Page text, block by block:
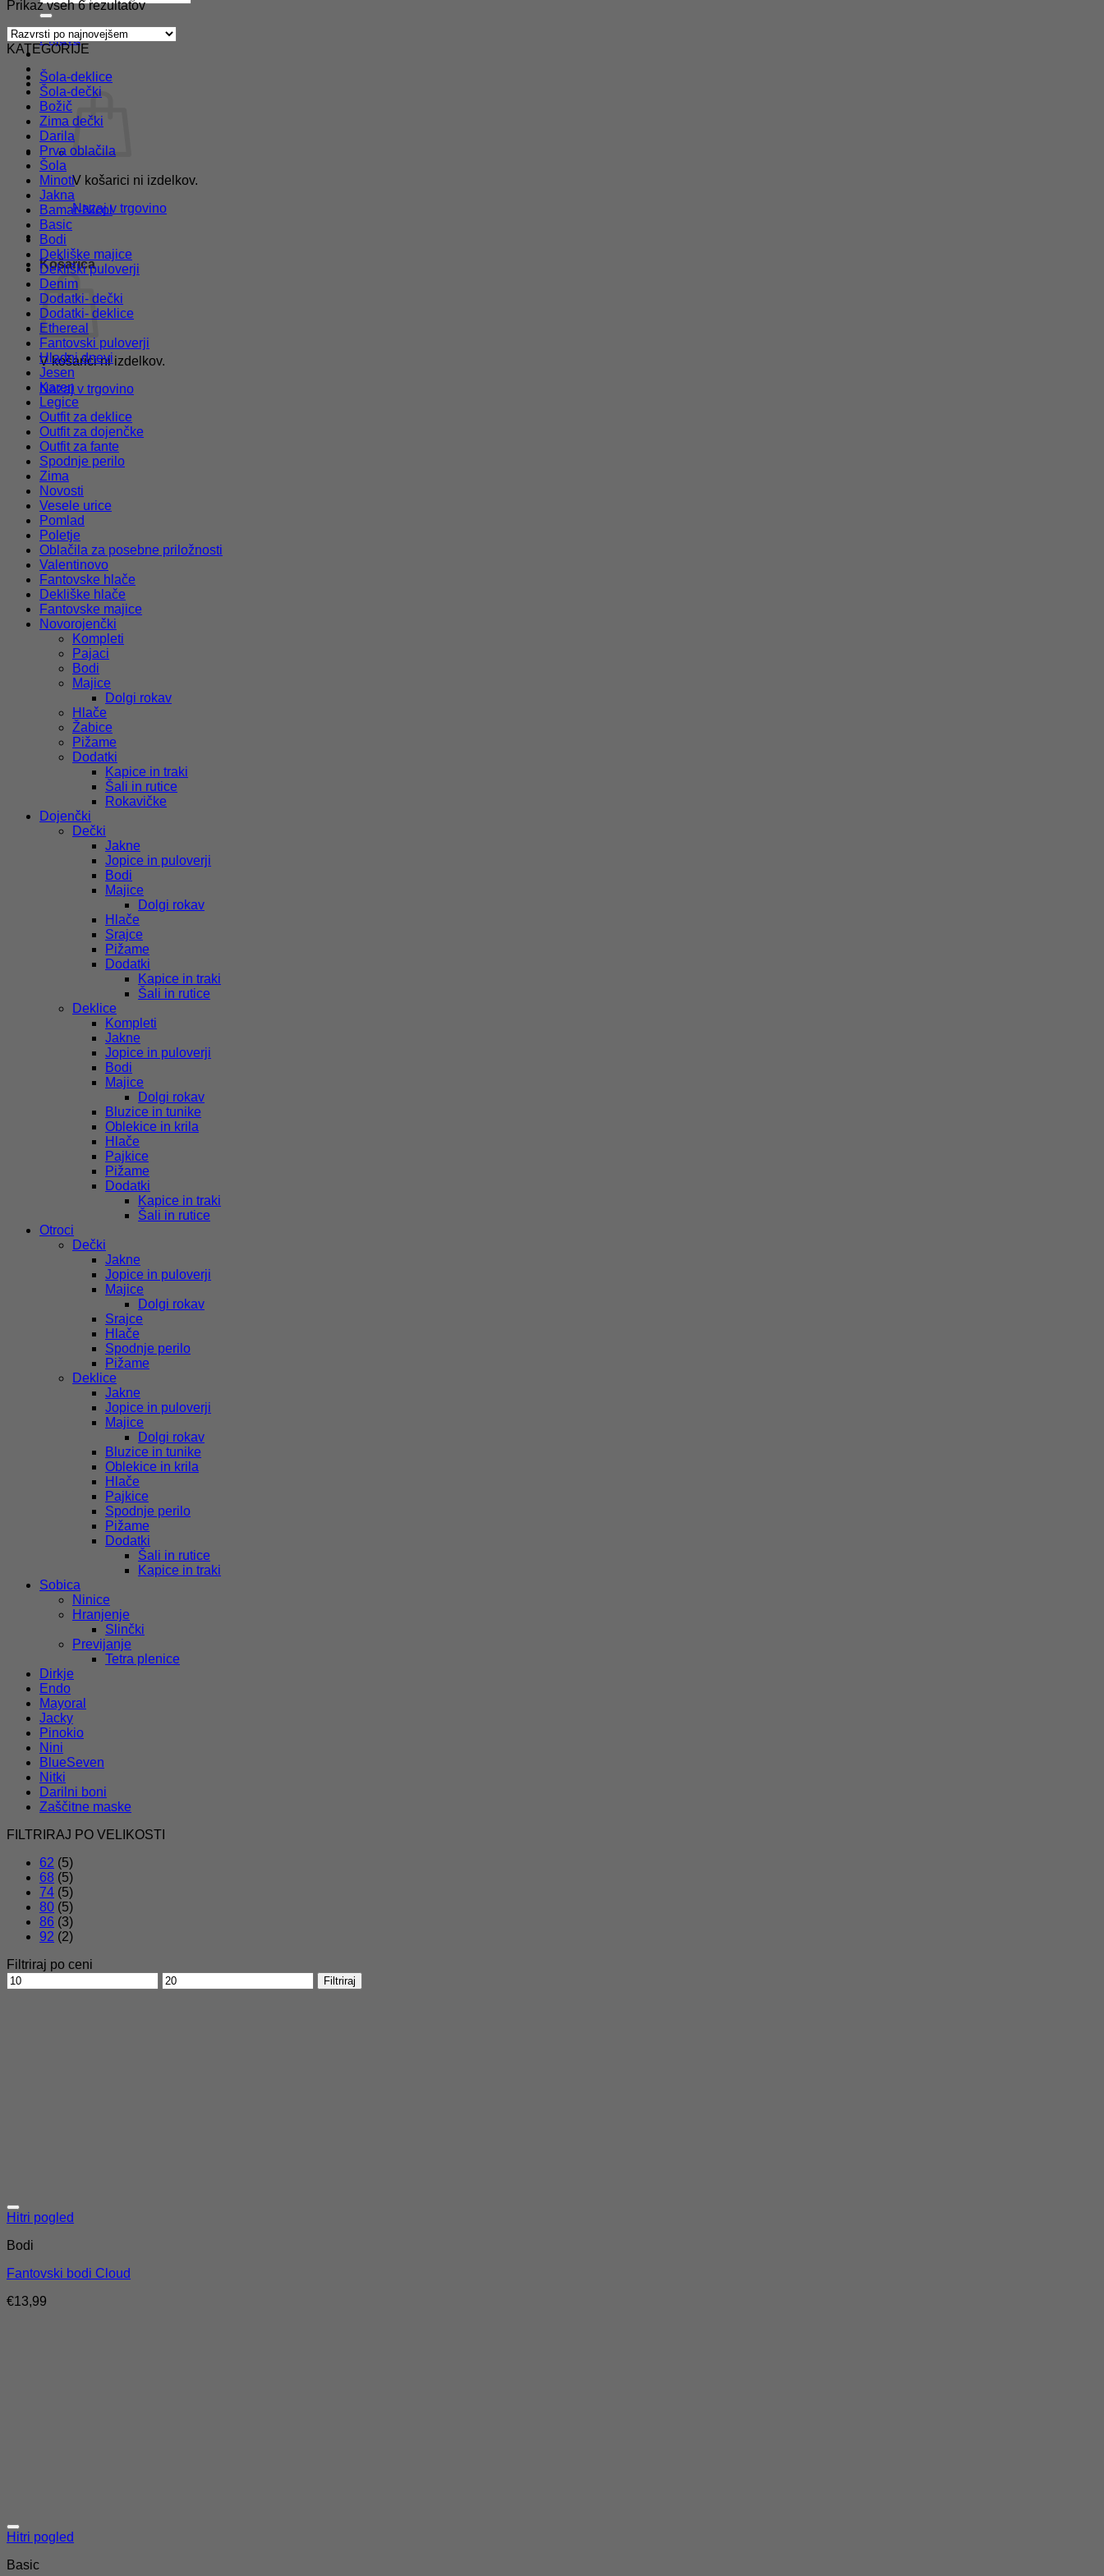
Prijava
V košarici ni izdelkov.
Nazaj v trgovino
Košarica
V košarici ni izdelkov.
Nazaj v trgovino
Prikaz vseh 6 rezultatovRazvrščeno
datumu
KATEGORIJE
Šola-deklice
Šola-dečki
Božič
Zima dečki
Darila
Prva oblačila
Šola
Minoti
Jakna
Bamar-Nicol
Basic
Bodi
Dekliške majice
Dekliški puloverji
Denim
Dodatki- dečki
Dodatki- deklice
Ethereal
Fantovski puloverji
Hladni dnevi
Jesen
Karen
Legice
Outfit za deklice
Outfit za dojenčke
Outfit za fante
Spodnje perilo
Zima
Novosti
Vesele urice
Pomlad
Poletje
Oblačila za posebne priložnosti
Valentinovo
Fantovske hlače
Dekliške hlače
Fantovske majice
Novorojenčki
Kompleti
Pajaci
Bodi
Majice
Dolgi rokav
Hlače
Žabice
Pižame
Dodatki
Kapice in traki
Šali in rutice
Rokavičke
Dojenčki
Dečki
Jakne
Jopice in puloverji
Bodi
Majice
Dolgi rokav
Hlače
Srajce
Pižame
Dodatki
Kapice in traki
Šali in rutice
Deklice
Kompleti
Jakne
Jopice in puloverji
Bodi
Majice
Dolgi rokav
Bluzice in tunike
Oblekice in krila
Hlače
Pajkice
Pižame
Dodatki
Kapice in traki
Šali in rutice
Otroci
Dečki
Jakne
Jopice in puloverji
Majice
Dolgi rokav
Srajce
Hlače
Spodnje perilo
Pižame
Deklice
Jakne
Jopice in puloverji
Majice
Dolgi rokav
Bluzice in tunike
Oblekice in krila
Hlače
Pajkice
Spodnje perilo
Pižame
Dodatki
Šali in rutice
Kapice in traki
Sobica
Ninice
Hranjenje
Slinčki
Previjanje
Tetra plenice
Dirkje
Endo
Mayoral
Jacky
Pinokio
Nini
BlueSeven
Nitki
Darilni boni
Zaščitne maske
FILTRIRAJ PO VELIKOSTI
62 (5)
68 (5)
74 (5)
80 (5)
86 (3)
92 (2)
Filtriraj po ceni
Min
cena
Max
cena
Filtriraj
Hitri pogled
Bodi
Fantovski bodi Cloud
€13,99
Hitri pogled
Basic